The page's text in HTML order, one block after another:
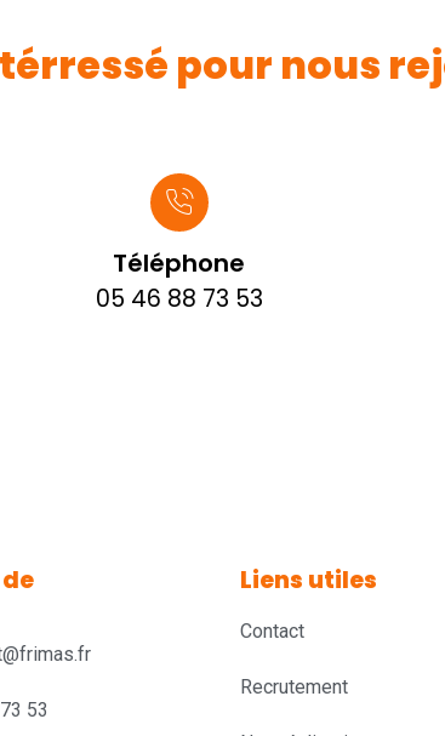
pour nous
Téléphone
05 46 88 73 53
53
Liens utiles
Contact
Recrutement